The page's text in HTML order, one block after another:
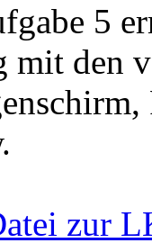
5
mit den
zur